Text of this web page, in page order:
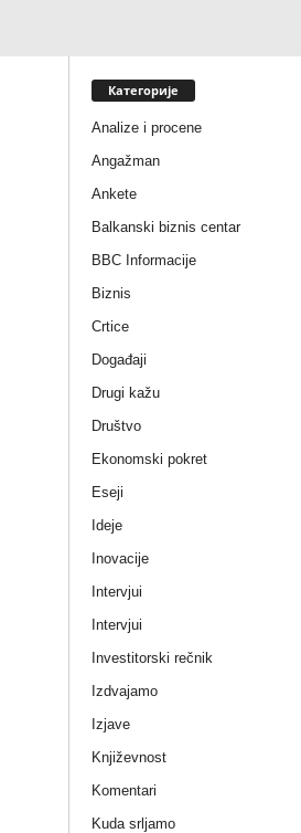
Категорије
Analize i procene
Angažman
Ankete
Balkanski biznis centar
BBC Informacije
Biznis
Crtice
Događaji
Drugi kažu
Društvo
Ekonomski pokret
Eseji
Ideje
Inovacije
Intervjui
Intervjui
Investitorski rečnik
Izdvajamo
Izjave
Književnost
Komentari
Kuda srljamo